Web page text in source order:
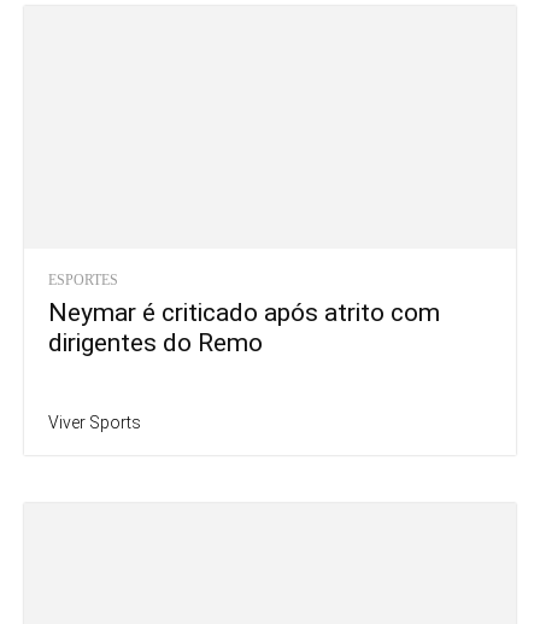
ESPORTES
Neymar é criticado após atrito com
dirigentes do Remo
Viver Sports